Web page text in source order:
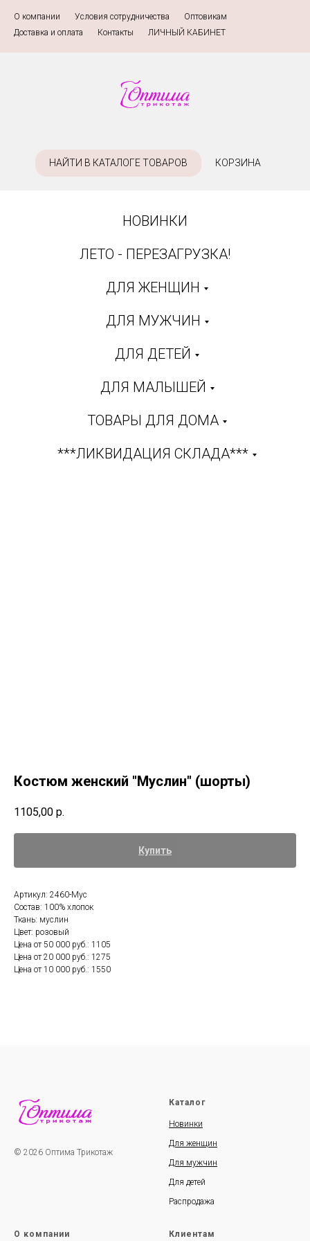
О компании Условия сотрудничества Оптовикам
Доставка и оплата
Контакты ЛИЧНЫЙ КАБИНЕТ
НАЙТИ В КАТАЛОГЕ ТОВАРОВ КОРЗИНА
НОВИНКИ
ЛЕТО - ПЕРЕЗАГРУЗКА!
ДЛЯ ЖЕНЩИН
ДЛЯ МУЖЧИН
ДЛЯ ДЕТЕЙ
ДЛЯ МАЛЫШЕЙ
ТОВАРЫ ДЛЯ ДОМА
***ЛИКВИДАЦИЯ СКЛАДА***
Костюм женский "Муслин" (шорты)
1105,00 р.
Купить
Артикул: 2460-Мус
Состав: 100% хлопок
Ткань: муслин
Цвет: розовый
Цена от 50 000 руб.: 1105
Цена от 20 000 руб.: 1275
Цена от 10 000 руб.: 1550
© 2026 Оптима Трикотаж
Каталог
Новинки
Для женщин
Для мужчин
Для детей
Распродажа
О компании Клиентам